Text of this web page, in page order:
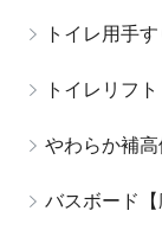
トイレ用手す
トイレリフト
やわらか補高
バスボード【